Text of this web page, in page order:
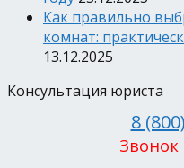
Как правильно
комнат:
13.12.2025
Консультация юриста
8
Звонок